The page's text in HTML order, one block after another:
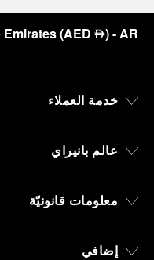
(AED ⃃)- AR
خدمة العملاء
عالم بانيراي
معلومات قانونيّة
إضافي